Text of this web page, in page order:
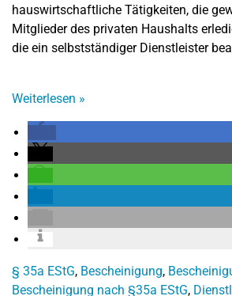
hauswirtschaftliche Tätigkeiten, die
Mitglieder des privaten Haushalts
die ein selbstständiger Dienstleister
Weiterlesen »
§ 35a EStG, Bescheinigung,
Bescheinigung nach §35a EStG,